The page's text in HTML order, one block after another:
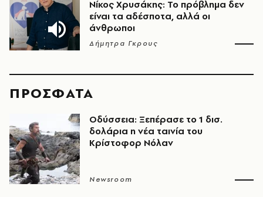
Νίκος Χρυσάκης: Το πρόβλημα δεν
είναι τα αδέσποτα, αλλά οι
άνθρωποι
Δήμητρα Γκρους
ΠΡΟΣΦΑΤΑ
Οδύσσεια: Ξεπέρασε το 1 δισ.
δολάρια η νέα ταινία του
Κρίστοφορ Νόλαν
Newsroom